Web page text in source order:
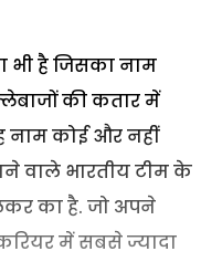
है जिसका नाम
की कतार में
नाम कोई और नहीं
वाले भारतीय टीम के
का है. जो अपने
करियर में सबसे ज्यादा